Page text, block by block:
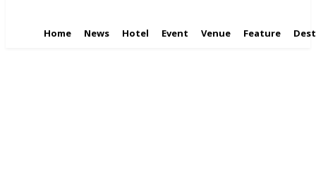
Home News Hotel Event Venue Feature